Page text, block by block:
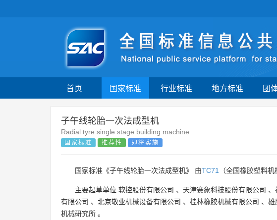
首页 国家标准 行业标准 地方标准 团
子午线轮胎一次法成型机
Radial tyre single stage building machine
国家标准 推荐性 即将实施
国家标准《子午线轮胎一次法成型机》 由TC71 （全国橡胶塑料
主要起草单位 软控股份有限公司 、 天津赛象科技股份有限公司 、
有限公司 、 北京敬业机械设备有限公司 、 桂林橡胶机械有限公司 、 雄
机械研究所 。